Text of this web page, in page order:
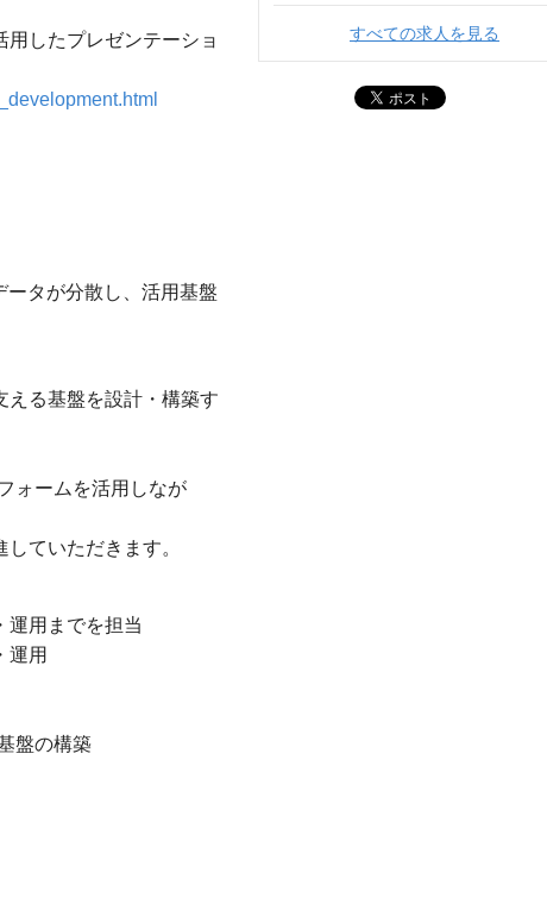
用したプレゼンテーショ
タが分散し、活用基盤
える基盤を設計・構築す
ォームを活用しなが
ていただきます。
運用までを担当
運用
盤の構築
すべての求人を見る